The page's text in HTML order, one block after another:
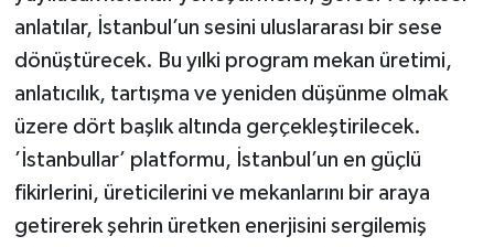
anlatılar, İstanbul’un sesini uluslararası bir sese
dönüştürecek. Bu yılki program mekan üretimi,
anlatıcılık, tartışma ve yeniden düşünme olmak
üzere dört başlık altında gerçekleştirilecek.
’İstanbullar’ platformu, İstanbul’un en güçlü
fikirlerini, üreticilerini ve mekanlarını bir araya
getirerek şehrin üretken enerjisini sergilemiş